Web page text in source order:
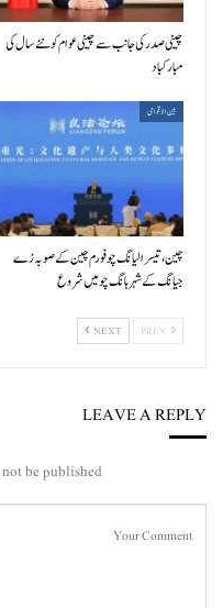
چینی صدر کی جانب سے چینی عوام کو نئے سال کی
مبارکباد
بین الاقوامی
چین، تیسرا لیانگ چو فورم چین کے صوبہ زے
جیانگ کے شہر ہانگ چو میں شروع
NEXT
LEAVE A REPLY
be published.